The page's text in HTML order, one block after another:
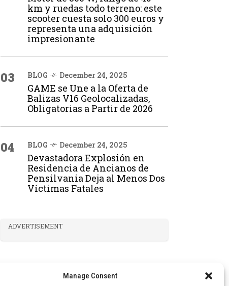
Manage Consent
km y ruedas todo terreno: este
scooter cuesta solo 300 euros y
representa una adquisición
impresionante
03 BLOG December 24, 2025
GAME se Une a la Oferta de
Balizas V16 Geolocalizadas,
Obligatorias a Partir de 2026
04 BLOG December 24, 2025
Devastadora Explosión en
Residencia de Ancianos de
Pensilvania Deja al Menos Dos
Víctimas Fatales
ADVERTISEMENT